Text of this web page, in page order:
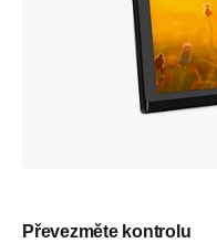
Převezměte kontrolu